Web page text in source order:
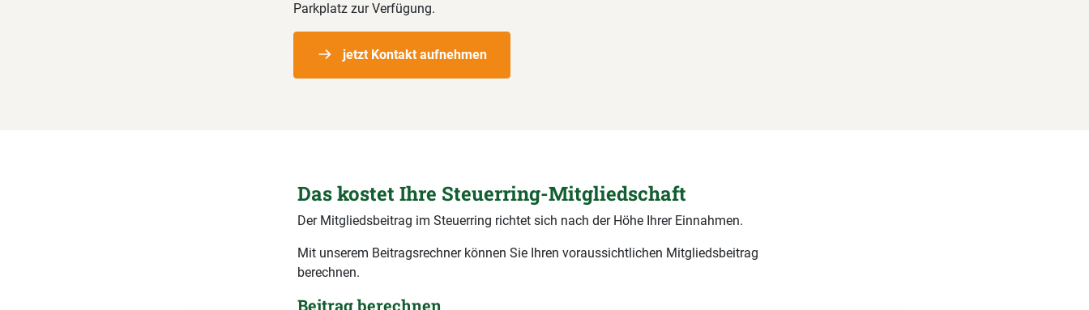
Parkplatz zur Verfügung.
jetzt Kontakt aufnehmen
Das kostet Ihre Steuerring-Mitgliedschaft
Der Mitgliedsbeitrag im Steuerring richtet sich nach der Höhe Ihrer Einnahmen.
Mit unserem Beitragsrechner können Sie Ihren voraussichtlichen Mitgliedsbeitrag
berechnen.
Beitrag berechnen